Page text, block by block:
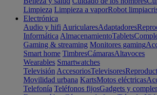
Limpieza Limpieza a vaporRobot
Electrónica
Audio y hifi AuricularesAdaptadores
Informática AlmacenamientoTablets
Gaming & streaming Monitores gaming
Smart home TimbresCámarasAltavoces
Wearables Smartwatches
Televisión AccesoriosTelevisores
Movilidad urbana KartsMotos eléctricas
Telefonía Teléfonos fijosGadgets y